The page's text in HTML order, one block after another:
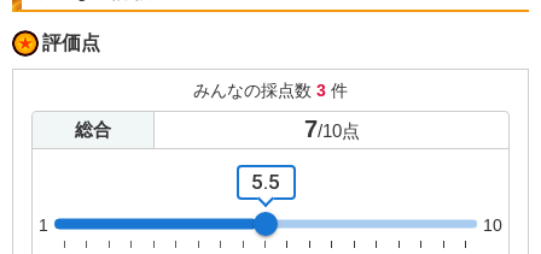
評価点
みんなの採点数 3 件
総合 7/10点
1
5.5
10